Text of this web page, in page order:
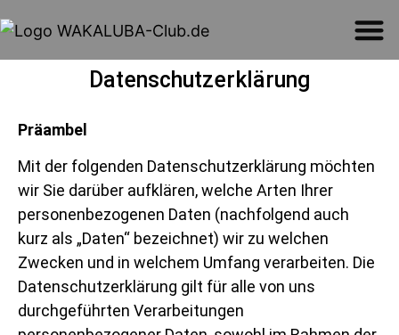
Datenschutzerklärung
Präambel
Mit der folgenden Datenschutzerklärung möchten
wir Sie darüber aufklären, welche Arten Ihrer
personenbezogenen Daten (nachfolgend auch
kurz als „Daten“ bezeichnet) wir zu welchen
Zwecken und in welchem Umfang verarbeiten. Die
Datenschutzerklärung gilt für alle von uns
durchgeführten Verarbeitungen